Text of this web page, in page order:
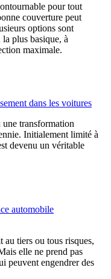
pour tout
couverture peut
options sont
plus basique, à
maximale.
dans les voitures
transformation
Initialement limité à
devenu un véritable
automobile
au tiers ou tous risques,
elle ne prend pas
peuvent engendrer des